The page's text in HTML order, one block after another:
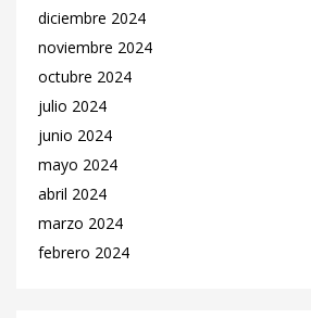
diciembre 2024
noviembre 2024
octubre 2024
julio 2024
junio 2024
mayo 2024
abril 2024
marzo 2024
febrero 2024